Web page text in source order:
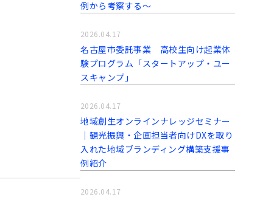
例から考察する〜
名古屋市委託事業 高校生向け起業体
験プログラム「スタートアップ・ユー
スキャンプ」
2026.04.17
地域創生オンラインナレッジセミナー
｜観光振興・企画担当者向けDXを取り
入れた地域ブランディング構築支援事
例紹介
2026.04.17
2026.04.17